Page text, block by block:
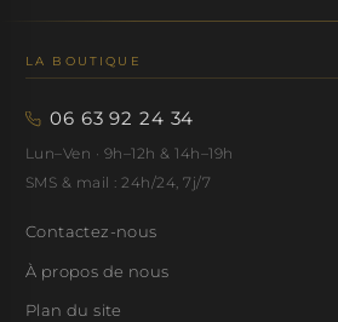
LA BOUTIQUE
06 63 92 24 34
Lun–Ven · 9h–12h & 14h–19h
SMS & mail : 24h/24, 7j/7
Contactez-nous
À propos de nous
Plan du site